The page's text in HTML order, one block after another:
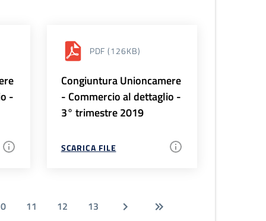
-
PDF (126KB)
Congiuntura Unioncamere
- Commercio al dettaglio -
3° trimestre 2019
SCARICA FILE
11 12 13